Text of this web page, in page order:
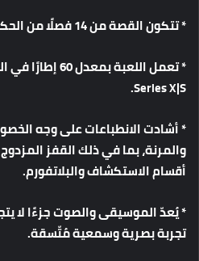
*تتكونالقصةمن فصلًامن
*تعملاللعبةبمعدل إطارًافي
Series X|S.
*أشادتالانطباعاتعلىوجه
والمرنة،بمافيذلكالقفزالمزدوج
أقسامالاستكشافوالبلاتفورم.
*يُعدّالموسيقىوالصوتجزءًالا
تجربةبصريةوسمعيةمُتّسقة.